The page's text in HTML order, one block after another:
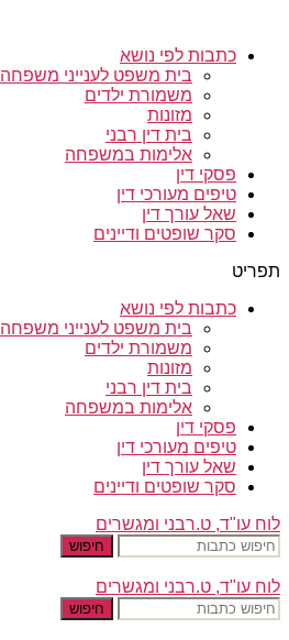
כתבות לפי נושא
בית משפט לענייני משפחה
משמורת ילדים
מזונות
בית דין רבני
אלימות במשפחה
פסקי דין
טיפים מעורכי דין
שאל עורך דין
סקר שופטים ודיינים
תפריט
כתבות לפי נושא
בית משפט לענייני משפחה
משמורת ילדים
מזונות
בית דין רבני
אלימות במשפחה
פסקי דין
טיפים מעורכי דין
שאל עורך דין
סקר שופטים ודיינים
לוח עו"ד, ט.רבני ומגשרים
חיפוש
לוח עו"ד, ט.רבני ומגשרים
חיפוש